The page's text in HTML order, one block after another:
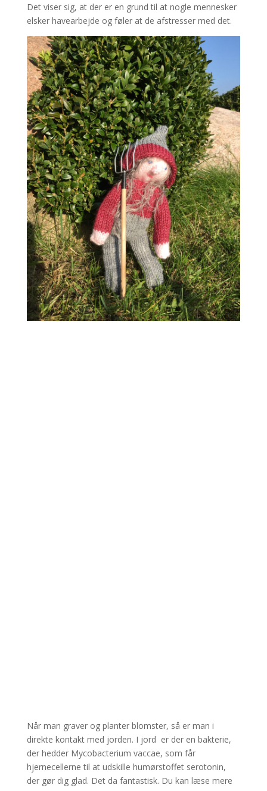
Det viser sig, at der er en grund til at nogle mennesker
elsker havearbejde og føler at de afstresser med det.
Når man graver og planter blomster, så er man i
direkte kontakt med jorden. I jord er der en bakterie,
der hedder Mycobacterium vaccae, som får
hjernecellerne til at udskille humørstoffet serotonin,
der gør dig glad. Det da fantastisk. Du kan læse mere